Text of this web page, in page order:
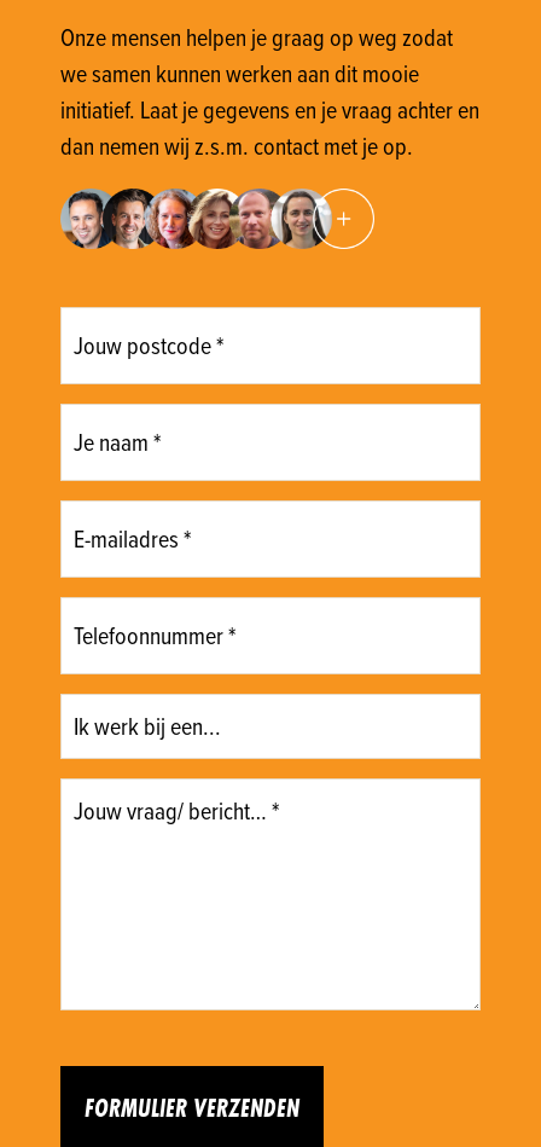
Onze mensen helpen je graag op weg zodat
we samen kunnen werken aan dit mooie
initiatief. Laat je gegevens en je vraag achter en
dan nemen wij z.s.m. contact met je op.
mailadres